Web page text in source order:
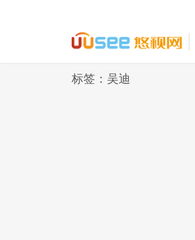
标签：吴迪